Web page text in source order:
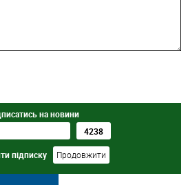
на новини
підписку